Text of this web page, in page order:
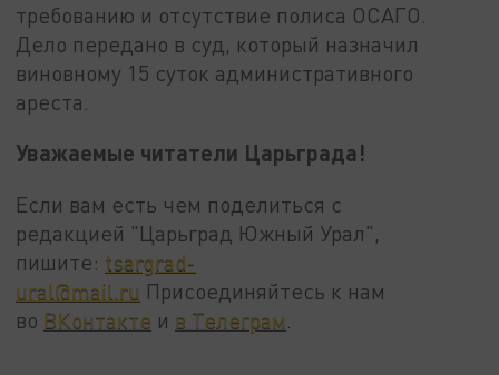
требованию и отсутствие полиса ОСАГО.
Дело передано в суд, который назначил
виновному 15 суток административного
ареста.
Уважаемые читатели Царьграда!
Если вам есть чем поделиться с
редакцией "Царьград Южный Урал",
пишите: tsargrad-
ural@mail.ru Присоединяйтесь к нам
во ВКонтакте и в Телеграм